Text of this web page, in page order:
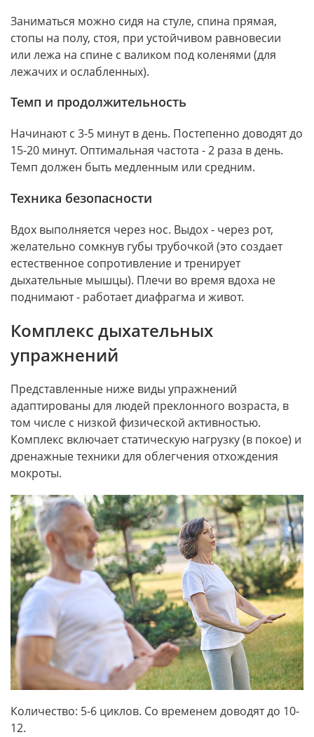
Заниматься можно сидя на стуле, спина прямая,
стопы на полу, стоя, при устойчивом равновесии
или лежа на спине с валиком под коленями (для
лежачих и ослабленных).
Темп и продолжительность
Начинают с 3-5 минут в день. Постепенно доводят до
15-20 минут. Оптимальная частота - 2 раза в день.
Темп должен быть медленным или средним.
Техника безопасности
Вдох выполняется через нос. Выдох - через рот,
желательно сомкнув губы трубочкой (это создает
естественное сопротивление и тренирует
дыхательные мышцы). Плечи во время вдоха не
поднимают - работает диафрагма и живот.
Комплекс дыхательных
упражнений
Представленные ниже виды упражнений
адаптированы для людей преклонного возраста, в
том числе с низкой физической активностью.
Комплекс включает статическую нагрузку (в покое) и
дренажные техники для облегчения отхождения
мокроты.
Количество: 5-6 циклов. Со временем доводят до 10-
12.